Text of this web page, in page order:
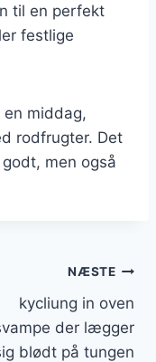
til en perfekt
festlige
middag,
rodfrugter. Det
men også
NÆSTE
kycliung in oven
der lægger
blødt på tungen